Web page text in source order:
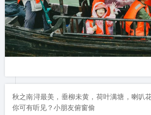
秋之南浔最美，垂柳未黄，荷叶满塘，喇叭
你可有听见？小朋友俯窗偷